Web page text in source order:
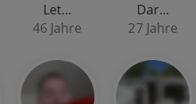
Let…
46 Jahre
Dar…
27 Jahre